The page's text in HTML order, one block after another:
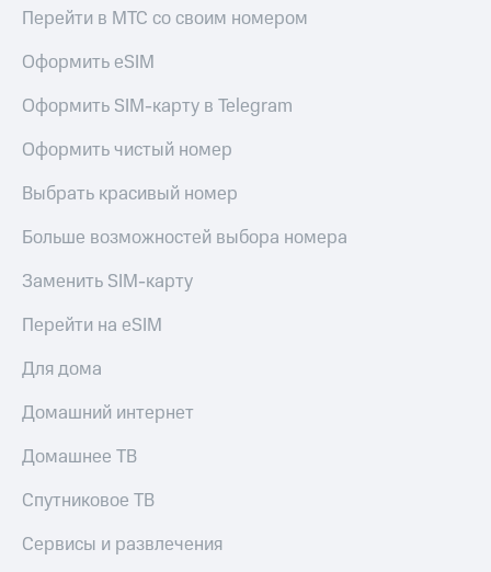
Перейти в МТС со своим номером
Оформить eSIM
Оформить SIM-карту в Telegram
Оформить чистый номер
Выбрать красивый номер
Больше возможностей выбора номера
Заменить SIM-карту
Перейти на eSIM
Для дома
Домашний интернет
Домашнее ТВ
Спутниковое ТВ
Сервисы и развлечения